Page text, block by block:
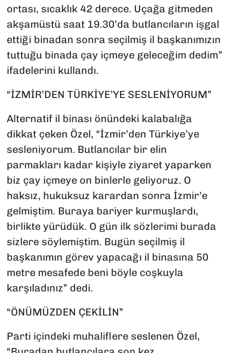
ortası, sıcaklık 42 derece. Uçağa gitmeden
akşamüstü saat 19.30’da butlancıların işgal
ettiği binadan sonra seçilmiş il başkanımızın
tuttuğu binada çay içmeye geleceğim dedim”
ifadelerini kullandı.
“İZMİR’DEN TÜRKİYE’YE SESLENİYORUM”
Alternatif il binası önündeki kalabalığa
dikkat çeken Özel, “İzmir’den Türkiye’ye
sesleniyorum. Butlancılar bir elin
parmakları kadar kişiyle ziyaret yaparken
biz çay içmeye on binlerle geliyoruz. O
haksız, hukuksuz karardan sonra İzmir’e
gelmiştim. Buraya bariyer kurmuşlardı,
birlikte yürüdük. O gün ilk sözlerimi burada
sizlere söylemiştim. Bugün seçilmiş il
başkanımın görev yapacağı il binasına 50
metre mesafede beni böyle coşkuyla
karşıladınız” dedi.
“ÖNÜMÜZDEN ÇEKİLİN”
Parti içindeki muhaliflere seslenen Özel,